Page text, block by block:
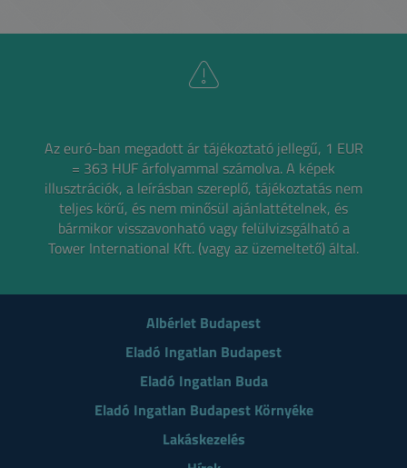
Az euró-ban megadott ár tájékoztató jellegű, 1 EUR
= 363 HUF árfolyammal számolva.A képek
illusztrációk, a leírásban szereplő, tájékoztatás nem
teljes körű, és nem minősül ajánlattételnek, és
bármikor visszavonható vagy felülvizsgálható a
Tower International Kft. (vagy az üzemeltető) által.
Albérlet Budapest
Eladó Ingatlan Budapest
Eladó Ingatlan Buda
Eladó Ingatlan Budapest Környéke
Lakáskezelés